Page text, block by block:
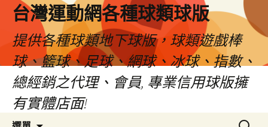
台灣運動網各種球類球版
提供各種球類地下球版，球類遊戲棒
球、籃球、足球、網球、冰球、指數、
總經銷之代理、會員, 專業信用球版擁
有實體店面!
搜